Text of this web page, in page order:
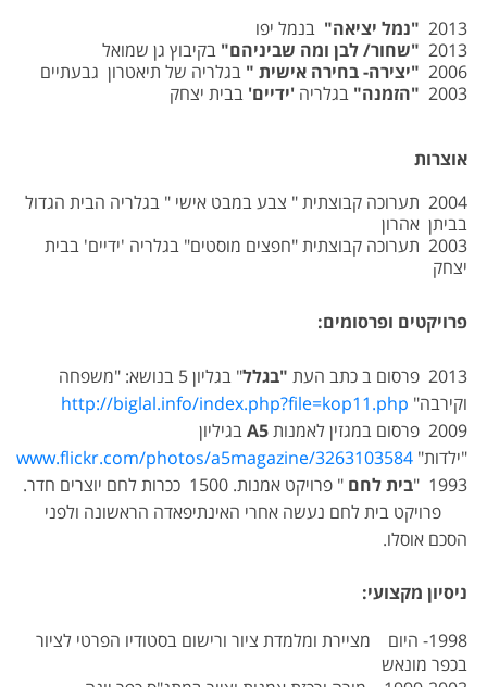
2013 "נמל יציאה" בנמל יפו
2013 "שחור/ לבן ומה שביניהם" בקיבוץ גן שמואל
2006 "יצירה- בחירה אישית " בגלריה של תיאטרון גבעתיים
2003 "הזמנה" בגלריה 'ידיים' בבית יצחק
אוצרות
2004 תערוכה קבוצתית " צבע במבט אישי " בגלריה הבית הגדול
בביתן אהרון
2003 תערוכה קבוצתית "חפצים מוסטים" בגלריה 'ידיים' בבית
יצחק
פרויקטים ופרסומים:
2013 פרסום ב כתב העת "בגלל
" בגליון 5 בנושא: "משפחה
וקירבה" http://biglal.info/index.php?file=kop11.php
2009 פרסום במגזין לאמנות
A5בגיליון
"ילדות" www.flickr.com/photos/a5magazine/3263103584/
1993 "
בית לחם " פרויקט אמנות. 1500 ככרות לחם יוצרים חדר.
פרויקט בית לחם נעשה אחרי האינתיפאדה הראשונה ולפני
הסכם אוסלו.
ניסיון מקצועי:
1998- היום מציירת ומלמדת ציור ורישום בסטודיו הפרטי לציור
בכפר מונאש